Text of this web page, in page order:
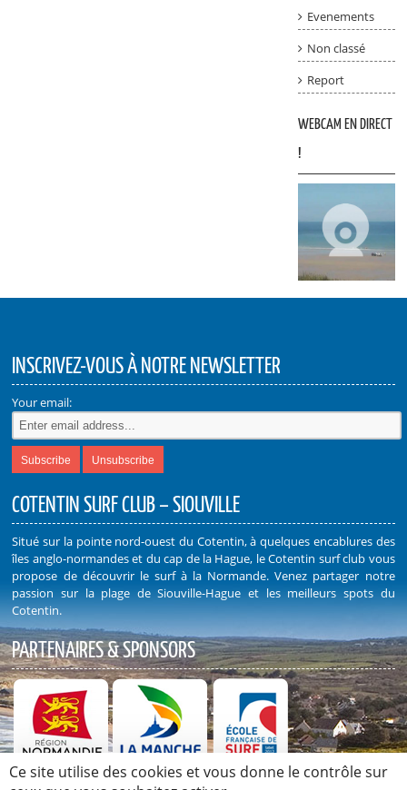
Evenements
Non classé
Report
WEBCAM EN DIRECT
!
INSCRIVEZ-VOUS À NOTRE NEWSLETTER
Your email:
COTENTIN SURF CLUB – SIOUVILLE
Situé sur la pointe nord-ouest du Cotentin, à quelques encablures des
îles anglo-normandes et du cap de la Hague, le Cotentin surf club vous
propose de découvrir le surf à la Normande. Venez partager notre
passion sur la plage de Siouville-Hague et les meilleurs spots du
Cotentin.
PARTENAIRES & SPONSORS
Découvrez nos Partenaires et Sponsors
Ce site utilise des cookies et vous donne le contrôle sur